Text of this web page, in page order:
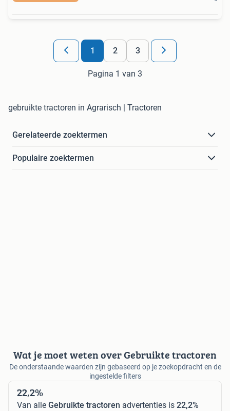
1 2 3
Pagina 1 van 3
gebruikte tractoren in Agrarisch | Tractoren
Gerelateerde zoektermen
Populaire zoektermen
Wat je moet weten over Gebruikte tractoren
De onderstaande waarden zijn gebaseerd op je zoekopdracht en de
ingestelde filters
22,2%
Van alle Gebruikte tractoren advertenties is 22,2%